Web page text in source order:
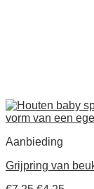
Aanbieding
Grijpring van